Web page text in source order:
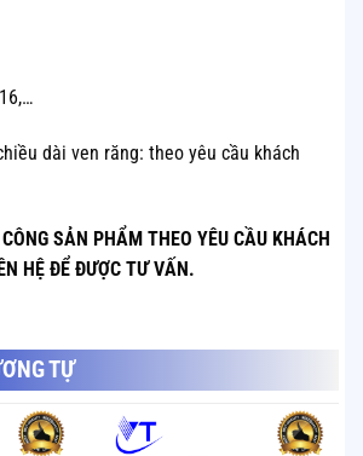
dài ven răng: theo yêu cầu khách
SẢN PHẨM THEO YÊU CẦU KHÁCH
HỆ ĐỂ ĐƯỢC TƯ VẤN.
TỰ